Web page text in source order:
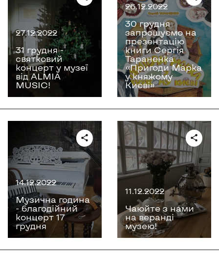
27.12.2022
31 грудня -
святковий
концерт у музеї
від ALMIA
MUSIC!
26.12.2022
30 грудня
запрошуємо на
презентацію
книги Сергія
Тараненка
«Пригоди Марка
у княжому
Києві»
14.12.2022
Музична година
- благодійний
концерт 17
грудня
11.12.2022
Чаюйте з нами
на веранді
музею!